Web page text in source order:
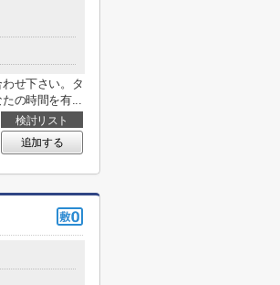
せ下さい。タ
の時間を有...
検討リスト
追加する